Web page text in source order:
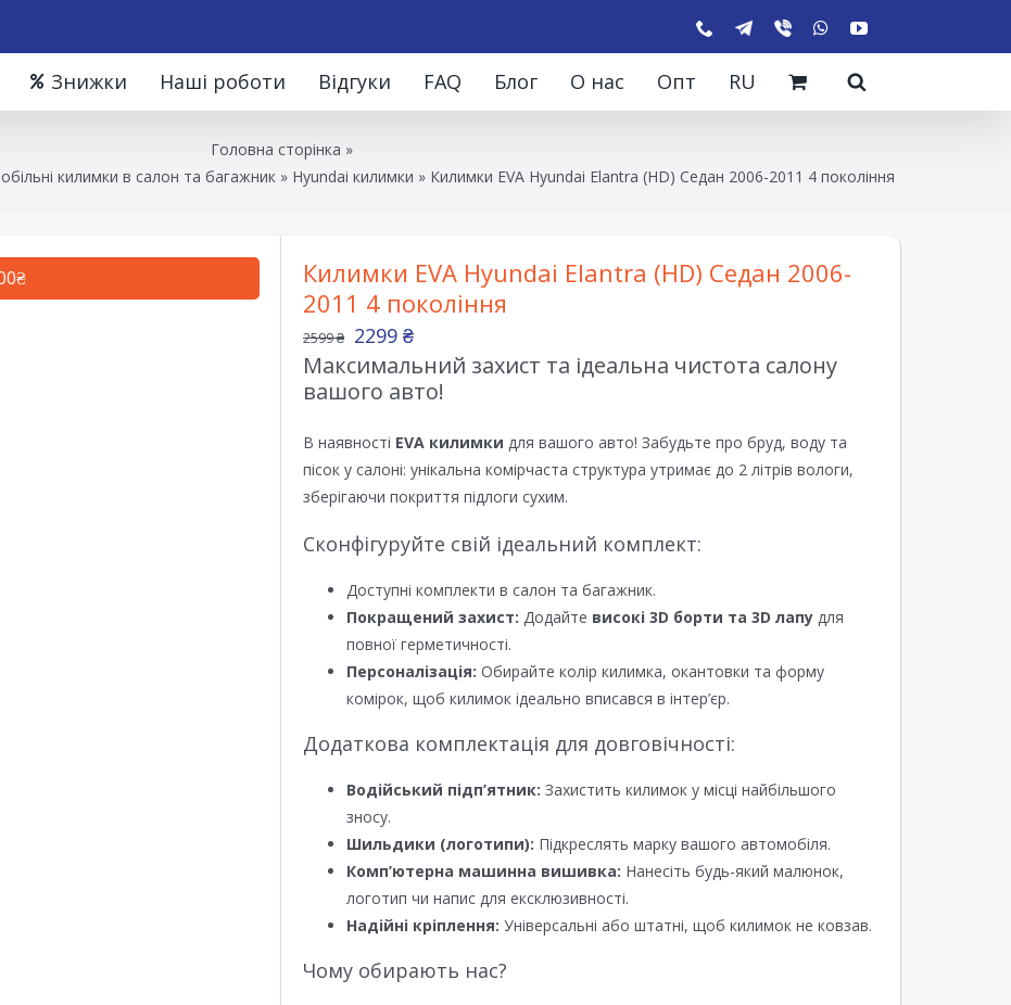
Знижки Наші роботи Відгуки FAQ Блог О нас Опт RU
Головна сторінка »
килимки в салон та багажник » Hyundai килимки » Килимки EVA Hyundai Elantra (HD) Седан 2006-2011 4 покоління
Килимки EVA Hyundai Elantra (HD) Седан 2006-
2011 4 покоління
2599₴ 2299 ₴
Максимальний захист та ідеальна чистота салону
вашого авто!
В наявності EVA килимки для вашого авто! Забудьте про бруд, воду та
пісок у салоні: унікальна комірчаста структура утримає до 2 літрів вологи,
зберігаючи покриття підлоги сухим.
Сконфігуруйте свій ідеальний комплект:
Доступні комплекти в салон та багажник.
Покращений захист: Додайте високі 3D борти та 3D лапу для
повної герметичності.
Персоналізація: Обирайте колір килимка, окантовки та форму
комірок, щоб килимок ідеально вписався в інтер’єр.
Додаткова комплектація для довговічності:
Водійський підп’ятник: Захистить килимок у місці найбільшого
зносу.
Шильдики (логотипи): Підкреслять марку вашого автомобіля.
Комп’ютерна машинна вишивка: Нанесіть будь-який малюнок,
логотип чи напис для ексклюзивності.
Надійні кріплення: Універсальні або штатні, щоб килимок не ковзав.
Чому обирають нас?